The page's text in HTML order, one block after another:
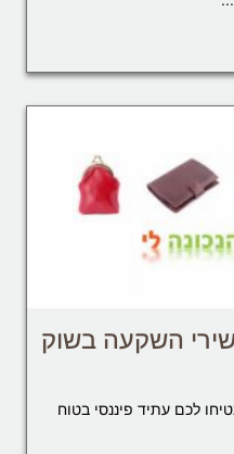
השקעה בשוק
לכם עתיד פיננסי בטוח